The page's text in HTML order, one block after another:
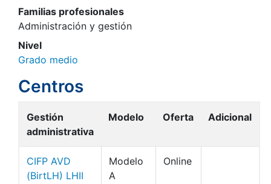
Familias profesionales
Administración y gestión
Nivel
Grado medio
Centros
Gestión
administrativa
Modelo Oferta Adicional
CIFP AVD
(BirtLH) LHII
Modelo
A
Online